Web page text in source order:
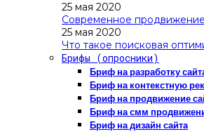
25 мая 2020
Современное продвижение
25 мая 2020
Что такое поисковая
Брифы (опросники)
Бриф на разработку
Бриф на контекстную
Бриф на продвижение
Бриф на смм
Бриф на дизайн сайта